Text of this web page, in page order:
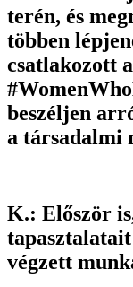
terén, és
többen
csatlakozott
beszéljen
a társadalmi
K.: Először
végzett